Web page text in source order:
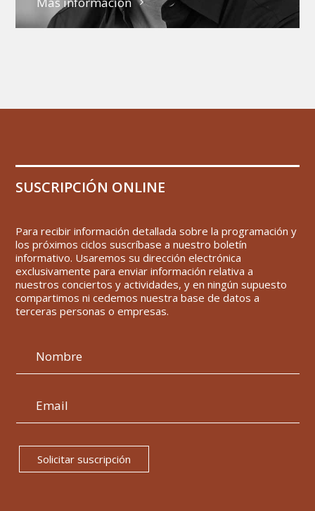
SUSCRIPCIÓN ONLINE
Para recibir información detallada sobre la programación y
los próximos ciclos suscríbase a nuestro boletín
informativo. Usaremos su dirección electrónica
exclusivamente para enviar información relativa a
nuestros conciertos y actividades, y en ningún supuesto
compartimos ni cedemos nuestra base de datos a
terceras personas o empresas.
Solicitar suscripción